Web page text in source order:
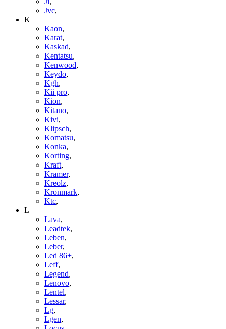
Jvc,
K
Kaon,
Karat,
Kaskad,
Kentatsu,
Kenwood,
Keydo,
Kgh,
Kii pro,
Kion,
Kitano,
Kivi,
Klipsch,
Komatsu,
Konka,
Korting,
Kraft,
Kramer,
Kreolz,
Kronmark,
Ktc,
L
Lava,
Leadtek,
Leben,
Leber,
Led 86+,
Leff,
Legend,
Lenovo,
Lentel,
Lessar,
Lg,
Lgen,